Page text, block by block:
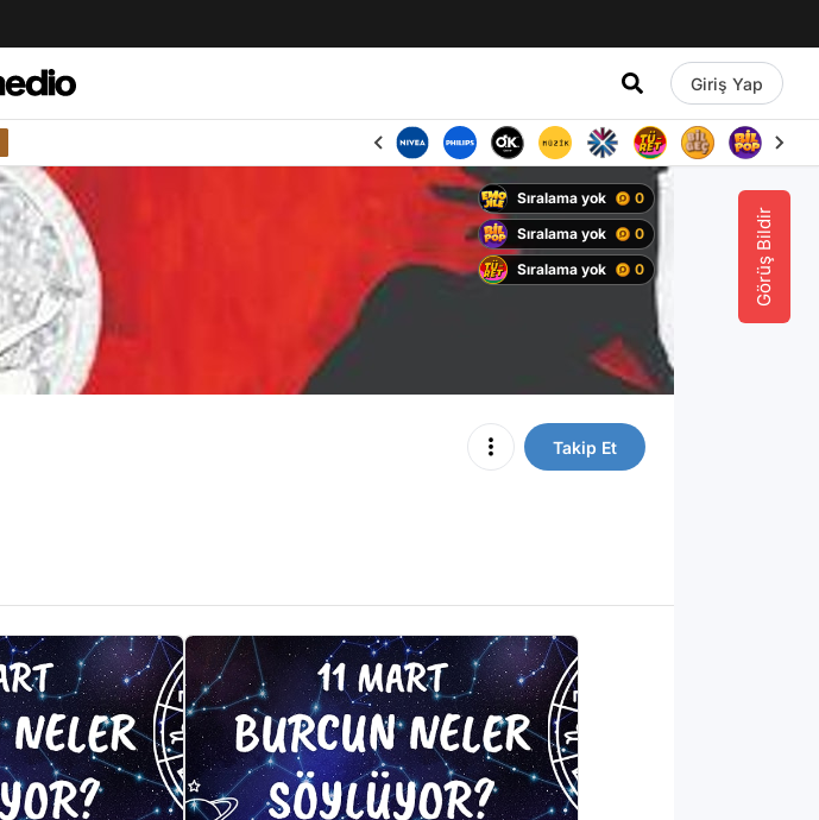
Giriş Yap
Görüş Bildir
Sıralama yok
0
Sıralama yok
0
Sıralama yok
0
Takip Et